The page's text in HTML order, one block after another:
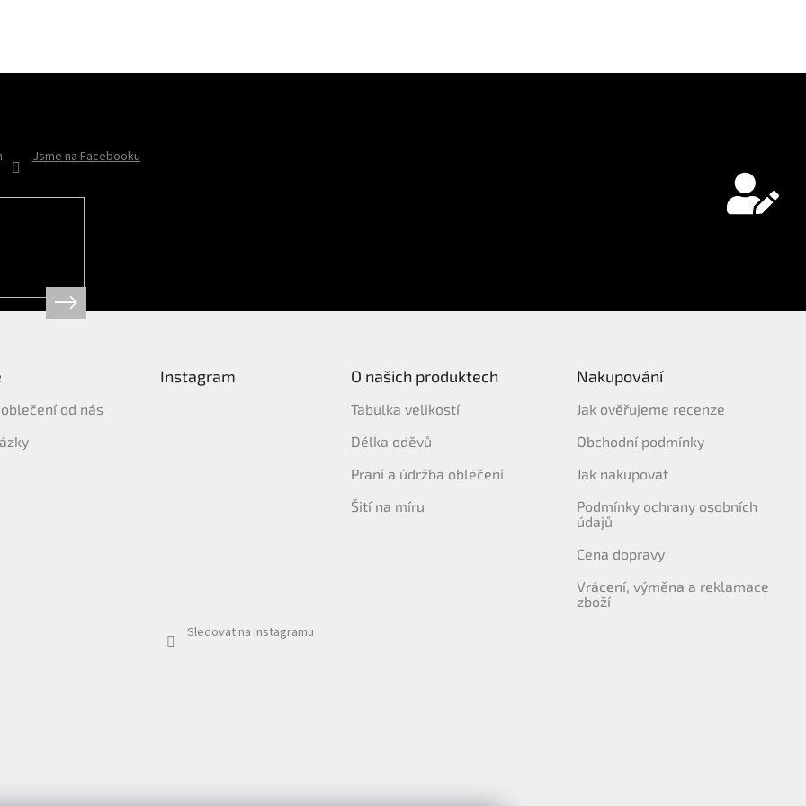
Jsme na Facebooku
od nás
Instagram
Sledovat na Instagramu
O našich produktech
Tabulka velikostí
Délka oděvů
Praní a údržba oblečení
Šití na míru
Nakupování
Jak ověřujeme recenze
Obchodní podmínky
Jak nakupovat
Podmínky ochrany osobních
údajů
Cena dopravy
Vrácení, výměna a reklamace
zboží